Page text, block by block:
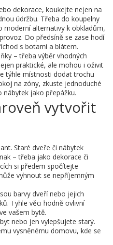
dekorace, koukejte nejen na
údržbu. Třeba do koupelny
moderní alternativy k obkladům,
Do předsíně se zase hodí
s botami a blátem.
– třeba výběr vhodných
praktické, ale mohou i oživit
týhle místnosti dodat trochu
na zóny, zkuste jednoduché
nábytek jako přepážku.
vytvořit
Staré dveře či nábytek
– třeba jako dekorace či
si předem spočítejte
vyhnout se nepříjemným
barvy dveří nebo jejich
Tyhle věci hodně ovlivní
vašem bytě.
nebo jen vylepšujete starý.
vysněnému domovu, kde se